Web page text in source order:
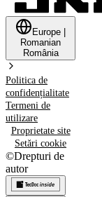
Europe
Romanian
România
Politica de
confidențialitate
Termeni de
utilizare
Proprietate site
Setări cookie
©Drepturi de
autor